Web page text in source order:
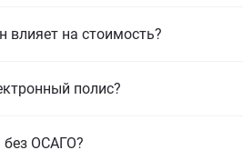
влияет на стоимость?
полис?
без ОСАГО?